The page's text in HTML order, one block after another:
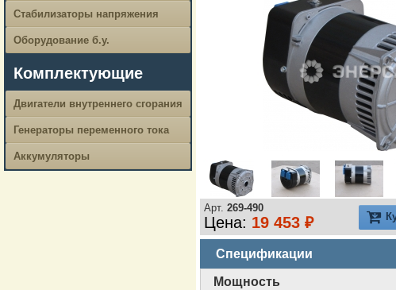
Стабилизаторы напряжения
Оборудование б.у.
Комплектующие
Двигатели внутреннего сгорания
Генераторы переменного тока
Аккумуляторы
Арт. 269-490
Цена: 19 453 ₽
Спецификации
Мощность